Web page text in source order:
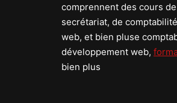
comprennent des cours
secrétariat, de
web, et bien pluse
développement web,
bien plus